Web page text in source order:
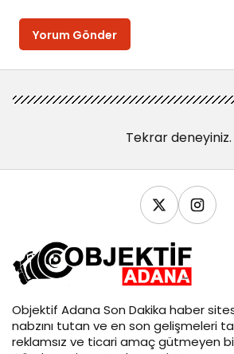
Yorum Gönder
Tekrar deneyiniz.
Objektif Adana Son Dakika haber
nabzını tutan ve en son gelişmeleri
reklamsız ve ticari amaç gütmeyen